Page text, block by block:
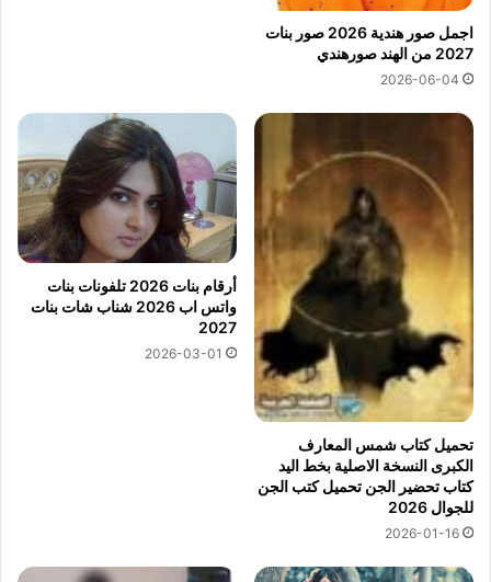
اجمل صور هندية 2026 صور بنات
2027 من الهند صورهندي
2026-06-04
تحميل كتاب شمس المعارف
الكبرى النسخة الاصلية بخط اليد
كتاب تحضير الجن تحميل كتب الجن
للجوال 2026
2026-01-16
أرقام بنات 2026 تلفونات بنات
واتس اب 2026 شناب شات بنات
2027
2026-03-01